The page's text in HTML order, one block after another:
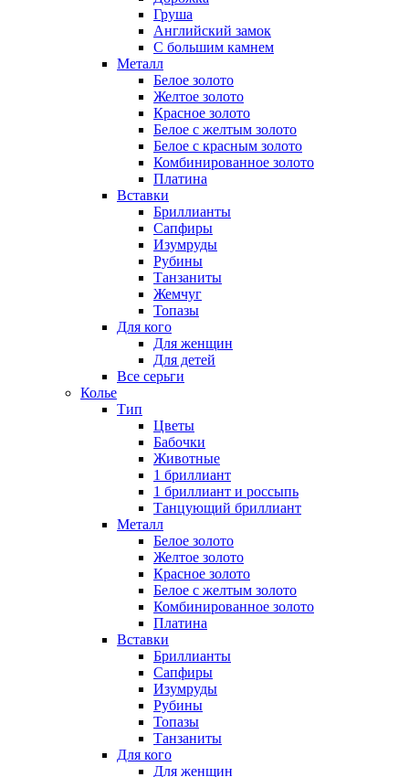
Груша
Английский замок
С большим камнем
Металл
Белое золото
Желтое золото
Красное золото
Белое с желтым золото
Белое с красным золото
Комбинированное золото
Платина
Вставки
Бриллианты
Сапфиры
Изумруды
Рубины
Танзаниты
Жемчуг
Топазы
Для кого
Для женщин
Для детей
Все серьги
Колье
Тип
Цветы
Бабочки
Животные
1 бриллиант
1 бриллиант и россыпь
Танцующий бриллиант
Металл
Белое золото
Желтое золото
Красное золото
Белое с желтым золото
Комбинированное золото
Платина
Вставки
Бриллианты
Сапфиры
Изумруды
Рубины
Топазы
Танзаниты
Для кого
Для женщин